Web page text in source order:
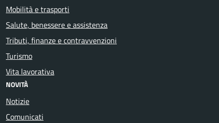
Mobilità e trasporti
Salute, benessere e assistenza
Tributi, finanze e contravvenzioni
Turismo
Vita lavorativa
NOVITÀ
Notizie
Comunicati